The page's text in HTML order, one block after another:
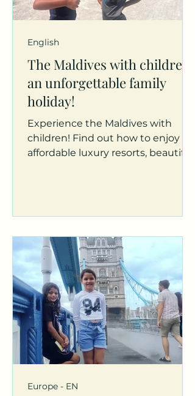
The Maldives with children,
an unforgettable family
holiday!
Experience the Maldives with
children! Find out how to enjoy
affordable luxury resorts, beautiful
English
Europe - EN